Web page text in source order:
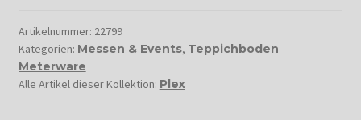
Artikelnummer: 22799
Kategorien: Messen & Events, Teppichboden
Meterware
Alle Artikel dieser Kollektion: Plex